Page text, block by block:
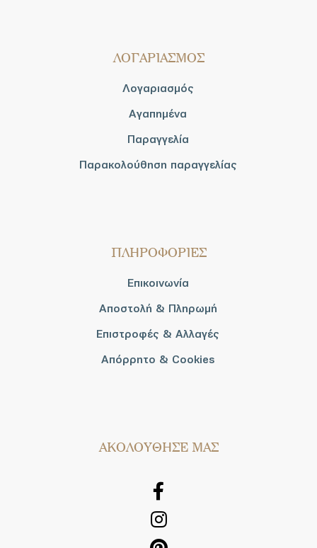
ΛΟΓΑΡΙΑΣΜΟΣ
Λογαριασμός
Αγαπημένα
Παραγγελία
Παρακολούθηση παραγγελίας
ΠΛΗΡΟΦΟΡΙΕΣ
Επικοινωνία
Αποστολή & Πληρωμή
Επιστροφές & Αλλαγές
Απόρρητο & Cookies
AΚΟΛΟΥΘΗΣΕ ΜΑΣ